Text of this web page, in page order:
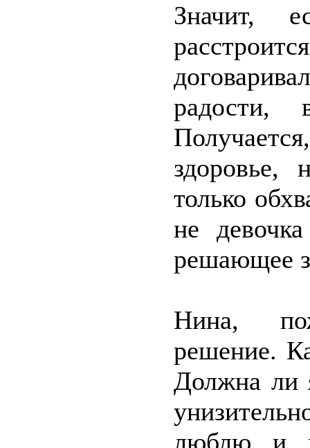
Значит,
только
не
решающее
Нина,
решение.
Должна ли
люблю и